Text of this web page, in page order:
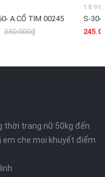
A.CỔ TIM 00245
350.000₫
S-
thời trang nữ 50kg đến
em che mọi khuyết điểm